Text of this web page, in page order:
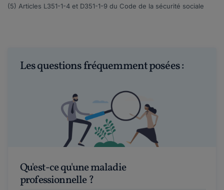
(5) Articles L351-1-4 et D351-1-9 du Code de la sécurité sociale
Les questions fréquemment posées :
Qu'est-ce qu'une maladie
professionnelle ?